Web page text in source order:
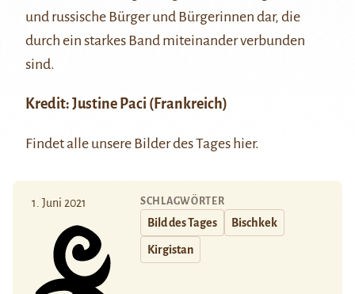
und russische Bürger und Bürgerinnen dar, die
durch ein starkes Band miteinander verbunden
sind.
Kredit: Justine Paci (Frankreich)
Findet alle unsere Bilder des Tages hier.
1. Juni 2021 SCHLAGWÖRTER
Bild des Tages Bischkek
Kirgistan